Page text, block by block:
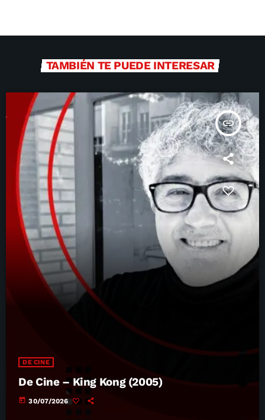
TAMBIÉN TE PUEDE INTERESAR
insert_link
DE CINE
De Cine – King Kong (2005)
today 30/07/2026